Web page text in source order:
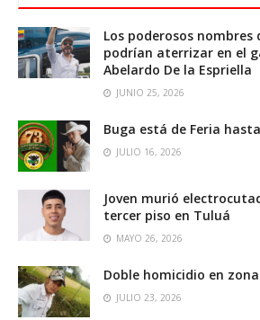
Los poderosos nombres
podrían aterrizar en el
Abelardo De la Espriella
JUNIO 25, 2026
Buga está de Feria
JULIO 16, 2026
Joven murió
tercer piso en Tuluá
MAYO 26, 2026
Doble homicidio en
JULIO 23, 2026